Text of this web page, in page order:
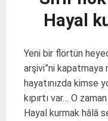
Hayal
Yeni bir flörtün
arşivi”ni kapatmaya
hayatınızda kimse
kıpırtı var… O
Hayal kurmak hâlâ